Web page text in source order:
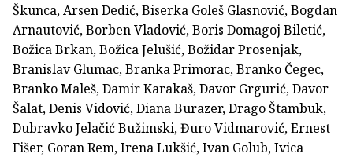
Škunca, Arsen Dedić, Biserka Goleš Glasnović, Bogdan
Arnautović, Borben Vladović, Boris Domagoj Biletić,
Božica Brkan, Božica Jelušić, Božidar Prosenjak,
Branislav Glumac, Branka Primorac, Branko Čegec,
Branko Maleš, Damir Karakaš, Davor Grgurić, Davor
Šalat, Denis Vidović, Diana Burazer, Drago Štambuk,
Dubravko Jelačić Bužimski, Đuro Vidmarović, Ernest
Fišer, Goran Rem, Irena Lukšić, Ivan Golub, Ivica